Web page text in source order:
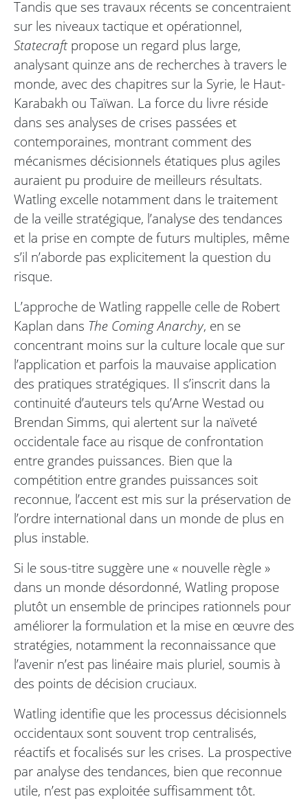
Tandis que ses travaux récents se concentraient
sur les niveaux tactique et opérationnel,
Statecraftpropose un regard plus large,
analysant quinze ans de recherches à travers le
monde, avec des chapitres sur la Syrie, le Haut-
Karabakh ou Taïwan. La force du livre réside
dans ses analyses de crises passées et
contemporaines, montrant comment des
mécanismes décisionnels étatiques plus agiles
auraient pu produire de meilleurs résultats.
Watling excelle notamment dans le traitement
de la veille stratégique, l’analyse des tendances
et la prise en compte de futurs multiples, même
s’il n’aborde pas explicitement la question du
risque.
L’approche de Watling rappelle celle de Robert
Kaplan dans The Coming Anarchy, en se
concentrant moins sur la culture locale que sur
l’application et parfois la mauvaise application
des pratiques stratégiques. Il s’inscrit dans la
continuité d’auteurs tels qu’Arne Westad ou
Brendan Simms, qui alertent sur la naïveté
occidentale face au risque de confrontation
entre grandes puissances. Bien que la
compétition entre grandes puissances soit
reconnue, l’accent est mis sur la préservation de
l’ordre international dans un monde de plus en
plus instable.
Si le sous-titre suggère une « nouvelle règle »
dans un monde désordonné, Watling propose
plutôt un ensemble de principes rationnels pour
améliorer la formulation et la mise en œuvre des
stratégies, notamment la reconnaissance que
l’avenir n’est pas linéaire mais pluriel, soumis à
des points de décision cruciaux.
Watling identifie que les processus décisionnels
occidentaux sont souvent trop centralisés,
réactifs et focalisés sur les crises. La prospective
par analyse des tendances, bien que reconnue
utile, n’est pas exploitée suffisamment tôt.